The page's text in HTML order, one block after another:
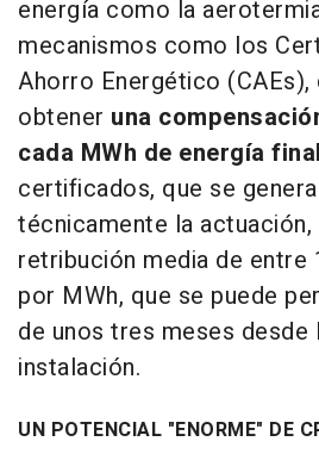
energía como la
mecanismos como los
Ahorro Energético
obtener una
cada MWh de energía
certificados, que se
técnicamente la
retribución media de entre
por MWh, que se puede
de unos tres meses desde
instalación.
UN POTENCIAL "ENORME" DE